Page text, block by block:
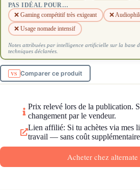
PAS IDÉAL POUR…
❌ Gaming compétitif très exigeant
❌
❌ Usage nomade intensif
Notes attribuées par intelligence artificielle sur la base
techniques déclarées.
Comparer ce produit
Prix relevé lors de la publication.
changement par le vendeur.
Lien affilié: Si tu achètes via mes
travail — sans coût
Acheter chez alternate